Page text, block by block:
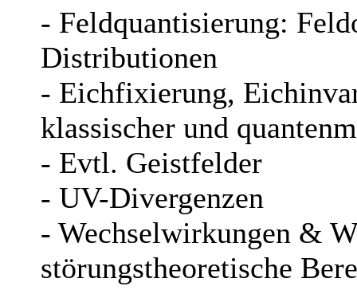
- Feldquantisierung:
Distributionen
- Eichfixierung,
klassischer und
- Evtl. Geistfelder
- UV-Divergenzen
- Wechselwirkungen &
störungstheoretische